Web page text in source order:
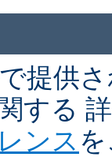
提供
する
ンス